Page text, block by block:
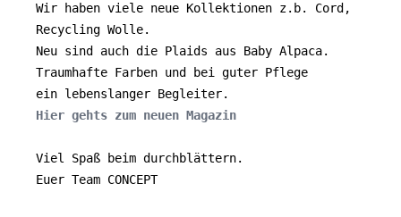
Wir haben viele neue Kollektionen z.b. Cord,
Recycling Wolle.
Neu sind auch die Plaids aus Baby Alpaca.
Traumhafte Farben und bei guter Pflege
ein lebenslanger Begleiter.
Hier gehts zum neuen Magazin
Viel Spaß beim durchblättern.
Euer Team CONCEPT